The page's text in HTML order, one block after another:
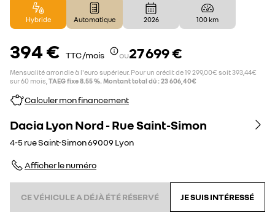
Hybride Automatique 2026 100 km
394 € TTC /mois ou27 699 €
Mensualité arrondie à l'euro supérieur. Pour un crédit de 19 299,00€ soit 393,44€
sur 60 mois, TAEG fixe 8.55 %. Montant total dû : 23 606,40€
Calculer mon financement
Dacia Lyon Nord - Rue Saint-Simon
4-5 rue Saint-Simon69009Lyon
Afficher le numéro
CE VÉHICULE A DÉJÀ ÉTÉ RÉSERVÉ JE SUIS INTÉRESSÉ